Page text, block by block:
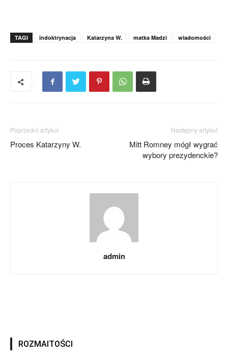
TAGI indoktrynacja Katarzyna W. matka Madzi wiadomości
Poprzedni artykuł
Proces Katarzyny W.
Następny artykuł
Mitt Romney mógł wygrać
wybory prezydenckie?
admin
ROZMAITOŚCI